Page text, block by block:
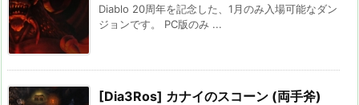
Diablo 20周年を記念した、1月のみ入場可能なダン
ジョンです。 PC版のみ ...
[Dia3Ros] カナイのスコーン (両手斧)